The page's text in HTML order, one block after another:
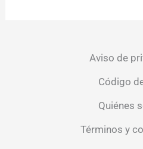
Aviso de
Código
Quiénes
Términos y